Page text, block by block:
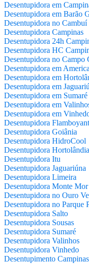
Desentupidora em
Desentupidora em Barão
Desentupidora no Cambuí
Desentupidora Campinas
Desentupidora 24h
Desentupidora HC
Desentupidora no Campo
Desentupidora em
Desentupidora em
Desentupidora em
Desentupidora em Sumaré
Desentupidora em
Desentupidora em
Desentupidora Flamboyant
Desentupidora Goiânia
Desentupidora HidroCool
Desentupidora Hortolândia
Desentupidora Itu
Desentupidora Jaguariúna
Desentupidora Limeira
Desentupidora Monte Mor
Desentupidora no Ouro
Desentupidora no Parque
Desentupidora Salto
Desentupidora Sousas
Desentupidora Sumaré
Desentupidora Valinhos
Desentupidora Vinhedo
Desentupimento Campinas